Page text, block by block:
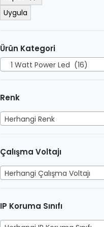
Uygula
Ürün Kategori
1 Watt Power Led (16)
Renk
Herhangi Renk
Çalışma Voltajı
Herhangi Çalışma Voltajı
IP Koruma Sınıfı